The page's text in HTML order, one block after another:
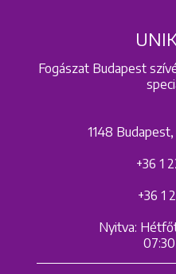
Fogászat Budapest
1148
+36 1
+36 1
Nyitva: